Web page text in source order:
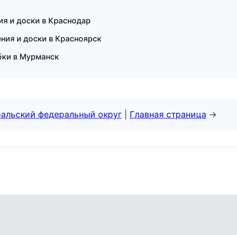
и доски в Краснодар
и доски в Красноярск
в Мурманск
федеральный округ Главная страница →